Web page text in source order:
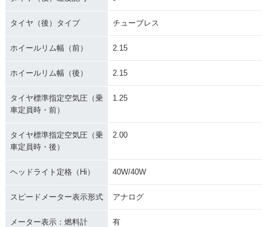
タイヤ（後）タイプ チューブレス
ホイールリム幅（前） 2.15
ホイールリム幅（後） 2.15
タイヤ標準指定空気圧（乗
車定員時・前）
1.25
タイヤ標準指定空気圧（乗
車定員時・後）
2.00
ヘッドライト定格（Hi） 40W/40W
スピードメーター表示形式 アナログ
メーター表示：燃料計 有